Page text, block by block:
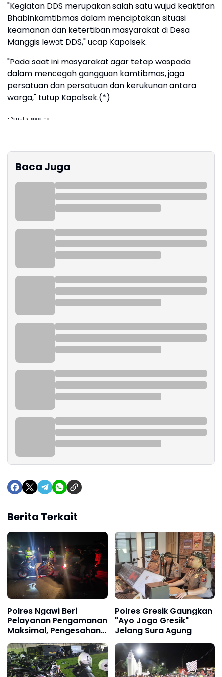
"Kegiatan DDS merupakan salah satu wujud keaktifan
Bhabinkamtibmas dalam menciptakan situasi
keamanan dan ketertiban masyarakat di Desa
Manggis lewat DDS," ucap Kapolsek.
"Pada saat ini masyarakat agar tetap waspada
dalam mencegah gangguan kamtibmas, jaga
persatuan dan persatuan dan kerukunan antara
warga," tutup Kapolsek.(*)
• Penulis : xixoctha
Baca Juga
Berita Terkait
Polres Ngawi Beri
Pelayanan Pengamanan
Maksimal, Pengesahan
Warga Baru PPSGR
Berjalan Aman
Polres Gresik Gaungkan
"Ayo Jogo Gresik"
Jelang Sura Agung